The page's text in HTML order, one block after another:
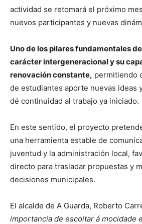
actividad se retomará el próximo
nuevos participantes y nuevas
Uno de los pilares fundamentales
carácter intergeneracional y su
renovación constante, permitiendo
de estudiantes aporte nuevas ideas
dé continuidad al trabajo ya iniciado.
En este sentido, el proyecto
una herramienta estable de
juventud y la administración local,
directo para trasladar propuestas y
decisiones municipales.
El alcalde de A Guarda, Roberto
importancia de escoitar á mocidade